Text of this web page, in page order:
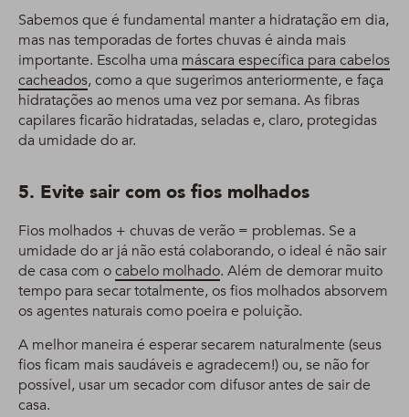
Sabemos que é fundamental manter a hidratação em dia,
mas nas temporadas de fortes chuvas é ainda mais
importante. Escolha uma máscara específica para cabelos
cacheados, como a que sugerimos anteriormente, e faça
hidratações ao menos uma vez por semana. As fibras
capilares ficarão hidratadas, seladas e, claro, protegidas
da umidade do ar.
5. Evite sair com os fios molhados
Fios molhados + chuvas de verão = problemas. Se a
umidade do ar já não está colaborando, o ideal é não sair
de casa com ocabelo molhado. Além de demorar muito
tempo para secar totalmente, os fios molhados absorvem
os agentes naturais como poeira e poluição.
A melhor maneira é esperar secarem naturalmente (seus
fios ficam mais saudáveis e agradecem!) ou, se não for
possível, usar um secador com difusor antes de sair de
casa.